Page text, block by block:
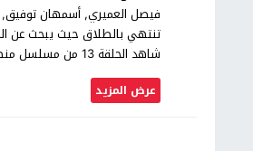
فيصل العميري, أسمهان توفيق,
تنتهي بالطلاق حيث يبحث عن
شاهد الحلقة 13 من مسلسل منطقة امنة بجودة عالية حصرياً على موقع شاهد اون لاين.
عرض المزيد